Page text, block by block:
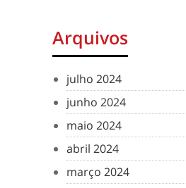
Arquivos
julho 2024
junho 2024
maio 2024
abril 2024
março 2024